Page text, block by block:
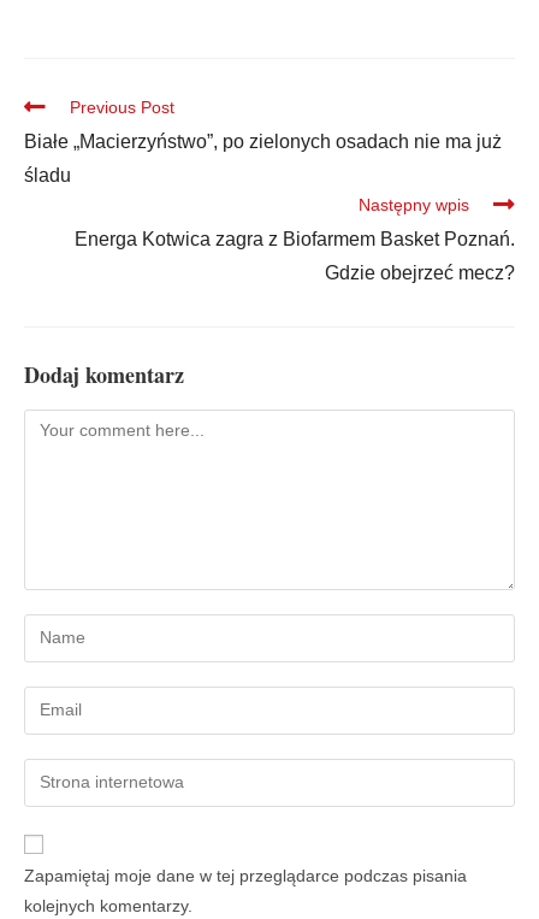
Previous Post
Białe „Macierzyństwo”, po zielonych osadach nie ma już
śladu
Następny wpis
Energa Kotwica zagra z Biofarmem Basket Poznań.
Gdzie obejrzeć mecz?
Dodaj komentarz
Zapamiętaj moje dane w tej przeglądarce podczas pisania
kolejnych komentarzy.